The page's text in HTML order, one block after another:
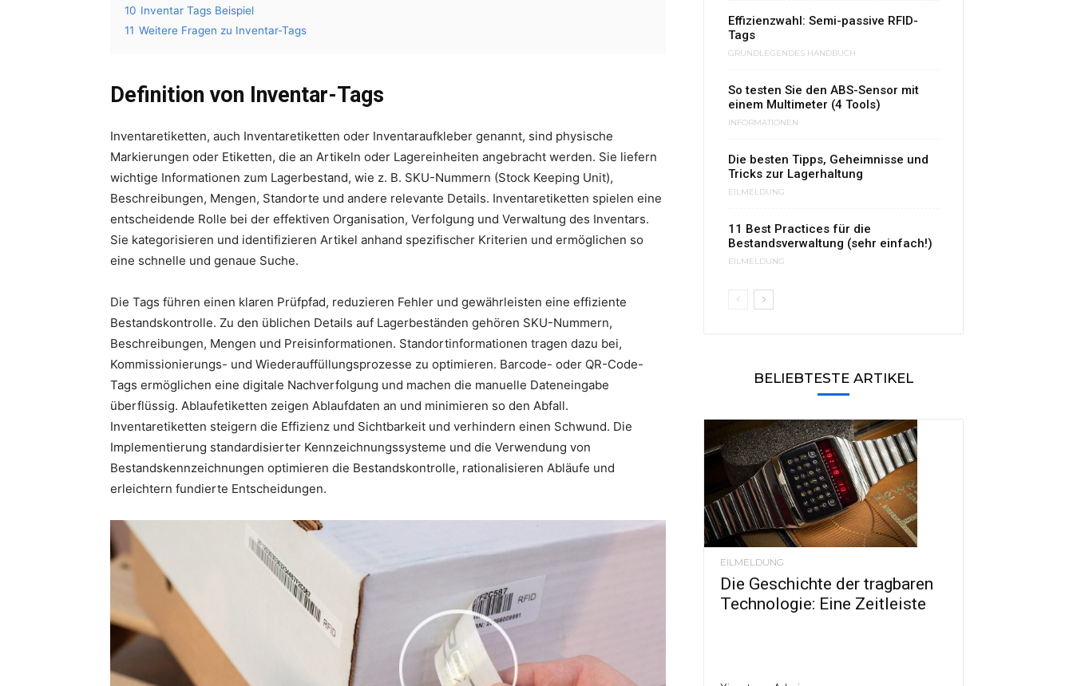
10 Inventar Tags Beispiel
11 Weitere Fragen zu Inventar-Tags
Definition von Inventar-Tags
Inventaretiketten, auch Inventaretiketten oder Inventaraufkleber genannt, sind physische
Markierungen oder Etiketten, die an Artikeln oder Lagereinheiten angebracht werden. Sie liefern
wichtige Informationen zum Lagerbestand, wie z. B. SKU-Nummern (Stock Keeping Unit),
Beschreibungen, Mengen, Standorte und andere relevante Details. Inventaretiketten spielen eine
entscheidende Rolle bei der effektiven Organisation, Verfolgung und Verwaltung des Inventars.
Sie kategorisieren und identifizieren Artikel anhand spezifischer Kriterien und ermöglichen so
eine schnelle und genaue Suche.
Die Tags führen einen klaren Prüfpfad, reduzieren Fehler und gewährleisten eine effiziente
Bestandskontrolle. Zu den üblichen Details auf Lagerbeständen gehören SKU-Nummern,
Beschreibungen, Mengen und Preisinformationen. Standortinformationen tragen dazu bei,
Kommissionierungs- und Wiederauffüllungsprozesse zu optimieren. Barcode- oder QR-Code-
Tags ermöglichen eine digitale Nachverfolgung und machen die manuelle Dateneingabe
überflüssig. Ablaufetiketten zeigen Ablaufdaten an und minimieren so den Abfall.
Inventaretiketten steigern die Effizienz und Sichtbarkeit und verhindern einen Schwund. Die
Implementierung standardisierter Kennzeichnungssysteme und die Verwendung von
Bestandskennzeichnungen optimieren die Bestandskontrolle, rationalisieren Abläufe und
erleichtern fundierte Entscheidungen.
Effizienzwahl: Semi-passive RFID-
Tags
GRUNDLEGENDES HANDBUCH
So testen Sie den ABS-Sensor mit
einem Multimeter (4 Tools)
INFORMATIONEN
Die besten Tipps, Geheimnisse und
Tricks zur Lagerhaltung
EILMELDUNG
11 Best Practices für die
Bestandsverwaltung (sehr einfach!)
EILMELDUNG
BELIEBTESTE ARTIKEL
EILMELDUNG
Die Geschichte der tragbaren
Technologie: Eine Zeitleiste